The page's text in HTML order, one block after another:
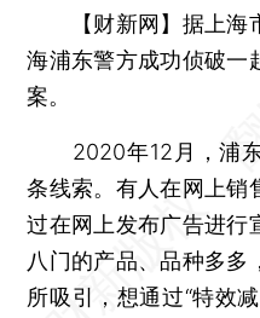
【财新网】 据上海
海浦东警方成功侦破一
案。
2020年12月，浦东
条线索。有人在网上销
过在网上发布广告进行
八门的产品、品种多多
所吸引，想通过“特效